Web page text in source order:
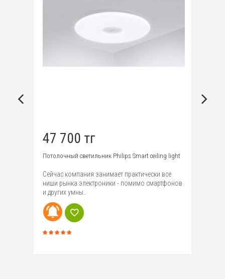
47 700 тг
Потолочный светильник Philips Smart ceiling light
Сейчас компания занимает практически все
ниши рынка электроники - помимо смартфонов
и других умны..